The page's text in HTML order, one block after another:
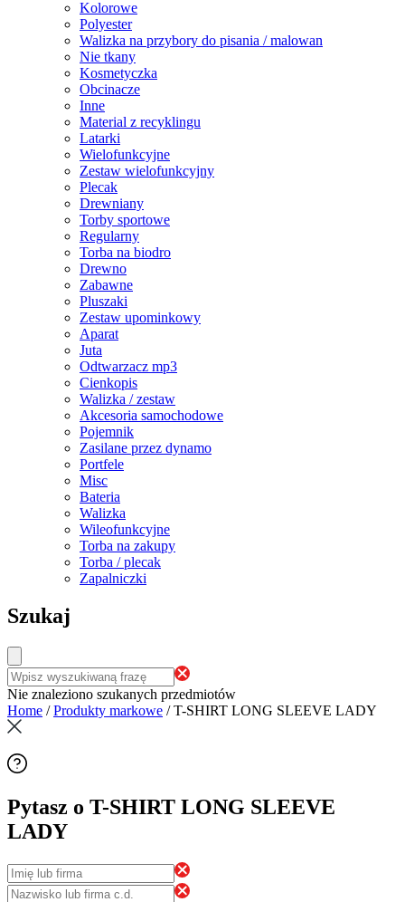
Kolorowe
Polyester
Walizka na przybory do pisania / malowan
Nie tkany
Kosmetyczka
Obcinacze
Inne
Material z recyklingu
Latarki
Wielofunkcyjne
Zestaw wielofunkcyjny
Plecak
Drewniany
Torby sportowe
Regularny
Torba na biodro
Drewno
Zabawne
Pluszaki
Zestaw upominkowy
Aparat
Juta
Odtwarzacz mp3
Cienkopis
Walizka / zestaw
Akcesoria samochodowe
Pojemnik
Zasilane przez dynamo
Portfele
Misc
Bateria
Walizka
Wileofunkcyjne
Torba na zakupy
Torba / plecak
Zapalniczki
Szukaj
Nie znaleziono szukanych przedmiotów
Home /Produkty markowe /T-SHIRT LONG SLEEVE LADY
Pytasz o T-SHIRT LONG SLEEVE
LADY